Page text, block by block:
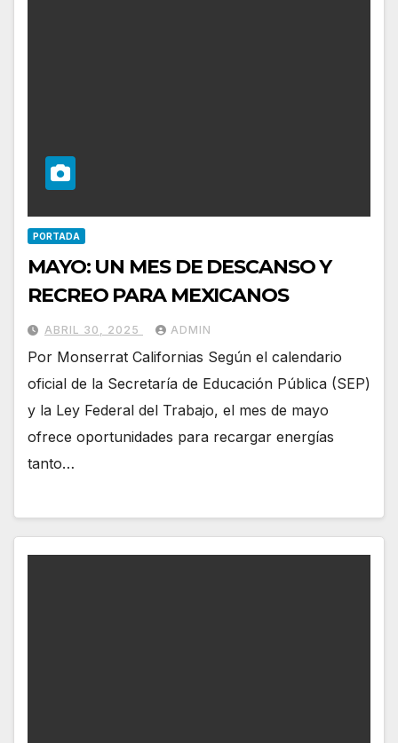
PORTADA
MAYO: UN MES DE DESCANSO Y
RECREO PARA MEXICANOS
ABRIL 30, 2025 ADMIN
Por Monserrat Californias Según el calendario
oficial de la Secretaría de Educación Pública (SEP)
y la Ley Federal del Trabajo, el mes de mayo
ofrece oportunidades para recargar energías
tanto…